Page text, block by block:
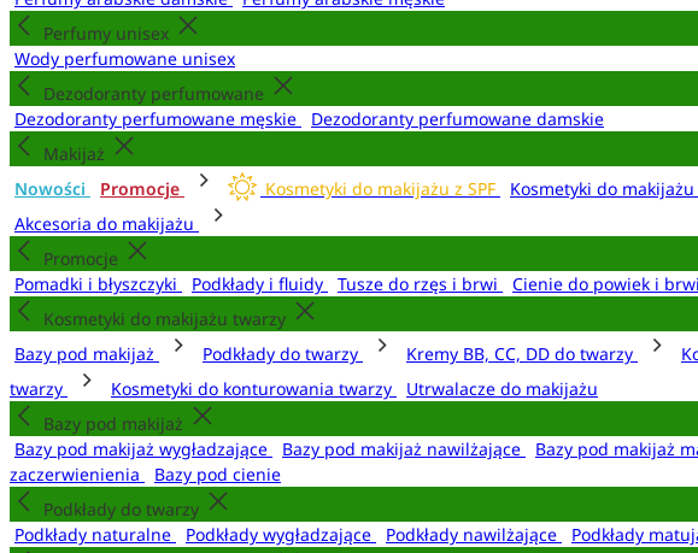
Perfumy unisex
Wody perfumowane unisex
Dezodoranty perfumowane
Dezodoranty perfumowane męskie
Dezodoranty perfumowane damskie
Makijaż
Nowości
Promocje Kosmetyki do makijażu z SPF Kosmetyki do
Akcesoria do makijażu
Promocje
Pomadki i błyszczyki
Podkłady i fluidy Tusze do rzęs i brwi Cienie do powiek i brwi
Kosmetyki do makijażu twarzy
Bazy pod makijaż
Podkłady do twarzy Kremy BB, CC, DD do twarzy
twarzy
Kosmetyki do konturowania twarzy
Utrwalacze do makijażu
Bazy pod makijaż
Bazy pod makijaż wygładzające
Bazy pod makijaż nawilżające Bazy pod makijaż
zaczerwienienia
Bazy pod cienie
Podkłady do twarzy
Podkłady naturalne
Podkłady wygładzające Podkłady nawilżające Podkłady